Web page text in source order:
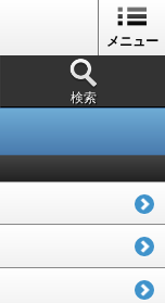
メニュー
検索